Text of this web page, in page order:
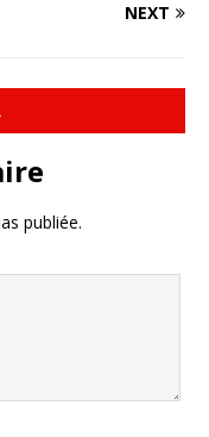
NEXT
publiée.